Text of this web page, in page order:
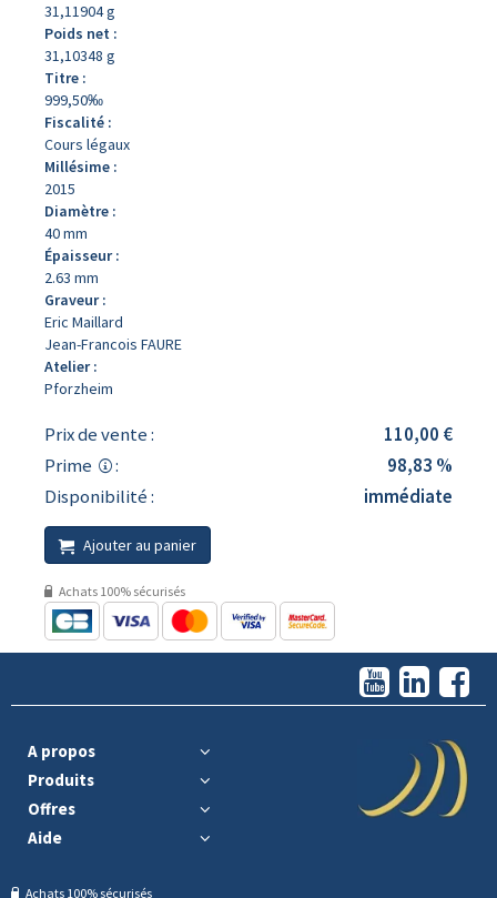
31,11904 g
Poids net :
31,10348 g
Titre :
999,50‰
Fiscalité :
Cours légaux
Millésime :
2015
Diamètre :
40 mm
Épaisseur :
2.63 mm
Graveur :
Eric Maillard
Jean-Francois FAURE
Atelier :
Pforzheim
Prix de vente :
110,00 €
Prime
:
98,83 %
Disponibilité :
immédiate
Ajouter au panier
Achats 100% sécurisés
A propos
Produits
Offres
Aide
Achats 100% sécurisés